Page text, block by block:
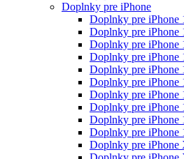
Doplnky pre iPhone
Doplnky pre iPhone
Doplnky pre iPhone
Doplnky pre iPhone
Doplnky pre iPhone
Doplnky pre iPhone
Doplnky pre iPhone
Doplnky pre iPhone
Doplnky pre iPhone
Doplnky pre iPhone
Doplnky pre iPhone
Doplnky pre iPhone